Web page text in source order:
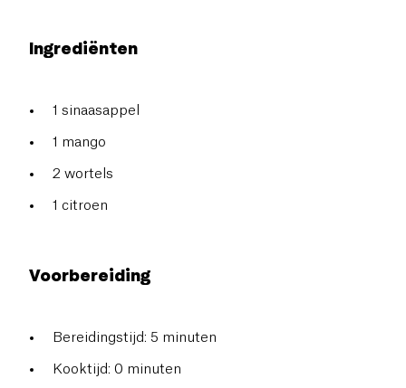
Ingrediënten
1 sinaasappel
1 mango
2 wortels
1 citroen
Voorbereiding
Bereidingstijd: 5 minuten
Kooktijd: 0 minuten